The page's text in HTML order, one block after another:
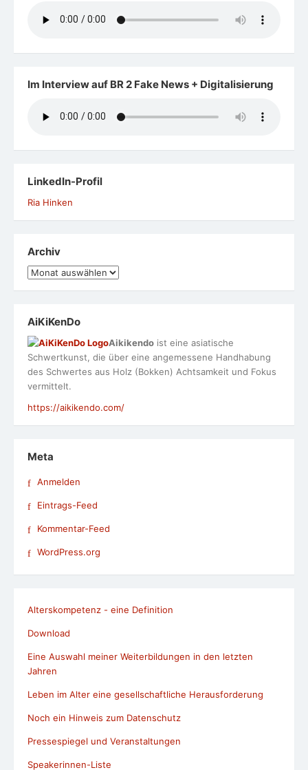
Im Interview auf BR 2 Fake News + Digitalisierung
LinkedIn-Profil
Ria Hinken
Archiv
Archiv
AiKiKenDo
Aikikendo ist eine asiatische
Schwertkunst, die über eine angemessene Handhabung
des Schwertes aus Holz (Bokken) Achtsamkeit und Fokus
vermittelt.
https://aikikendo.com/
Meta
Anmelden
Eintrags-Feed
Kommentar-Feed
WordPress.org
Alterskompetenz - eine Definition
Download
Eine Auswahl meiner Weiterbildungen in den letzten
Jahren
Leben im Alter eine gesellschaftliche Herausforderung
Noch ein Hinweis zum Datenschutz
Pressespiegel und Veranstaltungen
Speakerinnen-Liste